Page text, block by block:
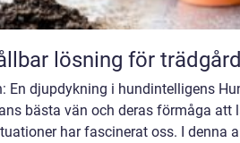
lösning för
En djupdykning i hundintelligens
bästa vän och deras förmåga att
har fascinerat oss. I denna